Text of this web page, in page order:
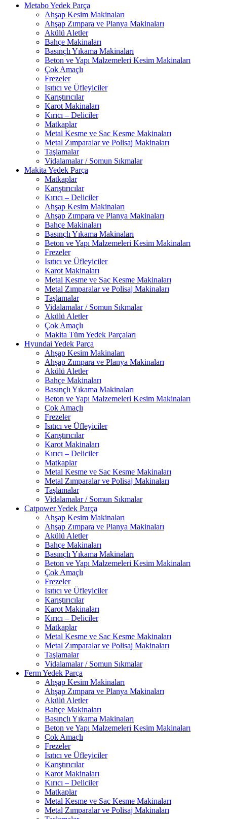
Metabo Yedek Parça
Ahşap Kesim Makinaları
Ahşap Zımpara ve Planya Makinaları
Akülü Aletler
Bahçe Makinaları
Basınçlı Yıkama Makinaları
Beton ve Yapı Malzemeleri Kesim Makinaları
Çok Amaçlı
Frezeler
Isıtıcı ve Üfleyiciler
Karıştırıcılar
Karot Makinaları
Kırıcı – Deliciler
Matkaplar
Metal Kesme ve Sac Kesme Makinaları
Metal Zımparalar ve Polisaj Makinaları
Taşlamalar
Vidalamalar / Somun Sıkmalar
Makita Yedek Parça
Matkaplar
Karıştırıcılar
Kırıcı – Deliciler
Ahşap Kesim Makinaları
Ahşap Zımpara ve Planya Makinaları
Bahçe Makinaları
Basınçlı Yıkama Makinaları
Beton ve Yapı Malzemeleri Kesim Makinaları
Frezeler
Isıtıcı ve Üfleyiciler
Karot Makinaları
Metal Kesme ve Sac Kesme Makinaları
Metal Zımparalar ve Polisaj Makinaları
Taşlamalar
Vidalamalar / Somun Sıkmalar
Akülü Aletler
Çok Amaçlı
Makita Tüm Yedek Parçaları
Hyundai Yedek Parça
Ahşap Kesim Makinaları
Ahşap Zımpara ve Planya Makinaları
Akülü Aletler
Bahçe Makinaları
Basınçlı Yıkama Makinaları
Beton ve Yapı Malzemeleri Kesim Makinaları
Çok Amaçlı
Frezeler
Isıtıcı ve Üfleyiciler
Karıştırıcılar
Karot Makinaları
Kırıcı – Deliciler
Matkaplar
Metal Kesme ve Sac Kesme Makinaları
Metal Zımparalar ve Polisaj Makinaları
Taşlamalar
Vidalamalar / Somun Sıkmalar
Catpower Yedek Parça
Ahşap Kesim Makinaları
Ahşap Zımpara ve Planya Makinaları
Akülü Aletler
Bahçe Makinaları
Basınçlı Yıkama Makinaları
Beton ve Yapı Malzemeleri Kesim Makinaları
Çok Amaçlı
Frezeler
Isıtıcı ve Üfleyiciler
Karıştırıcılar
Karot Makinaları
Kırıcı – Deliciler
Matkaplar
Metal Kesme ve Sac Kesme Makinaları
Metal Zımparalar ve Polisaj Makinaları
Taşlamalar
Vidalamalar / Somun Sıkmalar
Ferm Yedek Parça
Ahşap Kesim Makinaları
Ahşap Zımpara ve Planya Makinaları
Akülü Aletler
Bahçe Makinaları
Basınçlı Yıkama Makinaları
Beton ve Yapı Malzemeleri Kesim Makinaları
Çok Amaçlı
Frezeler
Isıtıcı ve Üfleyiciler
Karıştırıcılar
Karot Makinaları
Kırıcı – Deliciler
Matkaplar
Metal Kesme ve Sac Kesme Makinaları
Metal Zımparalar ve Polisaj Makinaları